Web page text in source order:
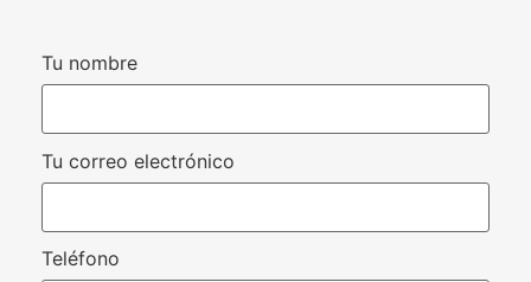
Tu nombre
Tu correo electrónico
Teléfono